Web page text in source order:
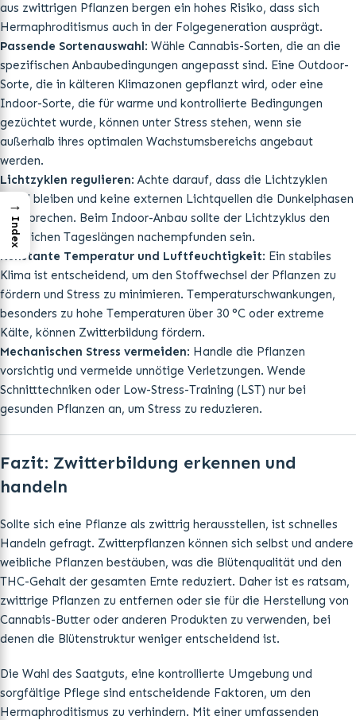
aus zwittrigen Pflanzen bergen ein hohes Risiko, dass sich
Hermaphroditismus auch in der Folgegeneration ausprägt.
Passende Sortenauswahl: Wähle Cannabis-Sorten, die an die
spezifischen Anbaubedingungen angepasst sind. Eine Outdoor-
Sorte, die in kälteren Klimazonen gepflanzt wird, oder eine
Indoor-Sorte, die für warme und kontrollierte Bedingungen
gezüchtet wurde, können unter Stress stehen, wenn sie
außerhalb ihres optimalen Wachstumsbereichs angebaut
werden.
Lichtzyklen regulieren: Achte darauf, dass die Lichtzyklen
stabil bleiben und keine externen Lichtquellen die Dunkelphasen
unterbrechen. Beim Indoor-Anbau sollte der Lichtzyklus den
natürlichen Tageslängen nachempfunden sein.
Konstante Temperatur und Luftfeuchtigkeit: Ein stabiles
Klima ist entscheidend, um den Stoffwechsel der Pflanzen zu
fördern und Stress zu minimieren. Temperaturschwankungen,
besonders zu hohe Temperaturen über 30 °C oder extreme
Kälte, können Zwitterbildung fördern.
Mechanischen Stress vermeiden: Handle die Pflanzen
vorsichtig und vermeide unnötige Verletzungen. Wende
Schnitttechniken oder Low-Stress-Training (LST) nur bei
gesunden Pflanzen an, um Stress zu reduzieren.
Fazit: Zwitterbildung erkennen und
handeln
Sollte sich eine Pflanze als zwittrig herausstellen, ist schnelles
Handeln gefragt. Zwitterpflanzen können sich selbst und andere
weibliche Pflanzen bestäuben, was die Blütenqualität und den
THC-Gehalt der gesamten Ernte reduziert. Daher ist es ratsam,
zwittrige Pflanzen zu entfernen oder sie für die Herstellung von
Cannabis-Butter oder anderen Produkten zu verwenden, bei
denen die Blütenstruktur weniger entscheidend ist.
Die Wahl des Saatguts, eine kontrollierte Umgebung und
sorgfältige Pflege sind entscheidende Faktoren, um den
Hermaphroditismus zu verhindern. Mit einer umfassenden
→
Index